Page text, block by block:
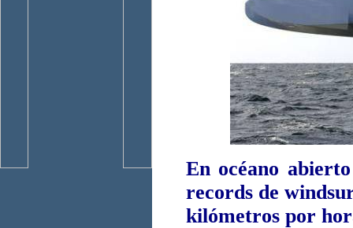
En océano
records de
kilómetros por